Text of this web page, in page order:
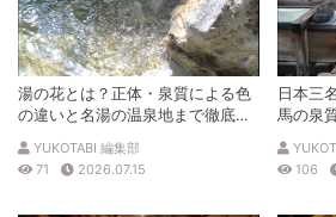
湯の花とは？正体・泉質による色
の違いと名湯の温泉地まで徹底解
説
YUKOTABI 編集部
71
2026.07.15
日本三
馬の泉
徹底解説
106